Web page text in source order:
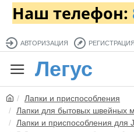
Наш телефон:
АВТОРИЗАЦИЯ РЕГИСТРАЦИЯ
Легус
Лапки и приспособления
Лапки для бытовых швейных
Лапки и приспособления для